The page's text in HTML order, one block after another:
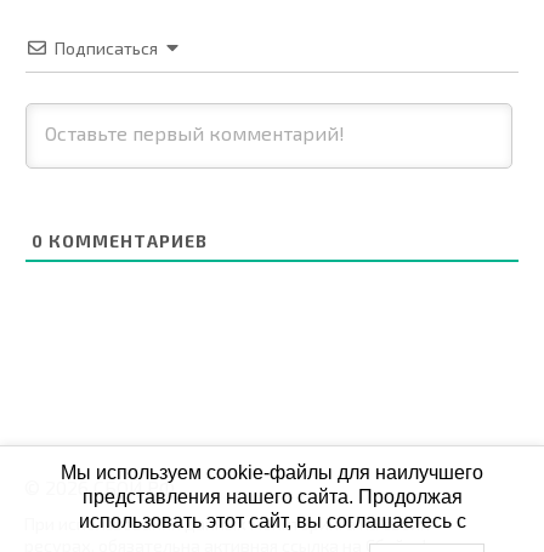
Подписаться
0 КОММЕНТАРИЕВ
© 2026 СБОЙ.РФ
При использовании данных мониторинга на своих
ресурах, обязательна активная ссылка на Сбой.рф
Мы используем cookie-файлы для наилучшего
представления нашего сайта. Продолжая
использовать этот сайт, вы соглашаетесь с